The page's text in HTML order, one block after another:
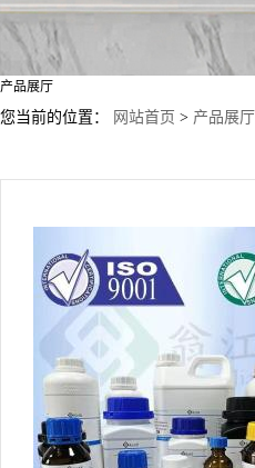
产品展厅
您当前的位置： 网站首页 > 产品展厅